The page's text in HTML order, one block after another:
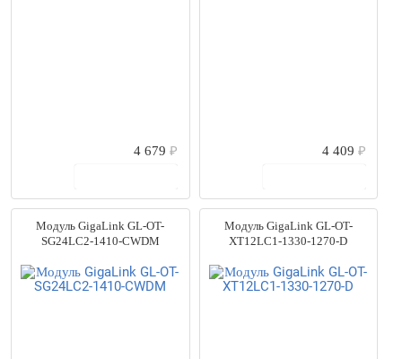
4 679₽ 4 409 ₽
Модуль GigaLink GL-OT-
SG24LC2-1410-CWDM
Модуль GigaLink GL-OT-
XT12LC1-1330-1270-D